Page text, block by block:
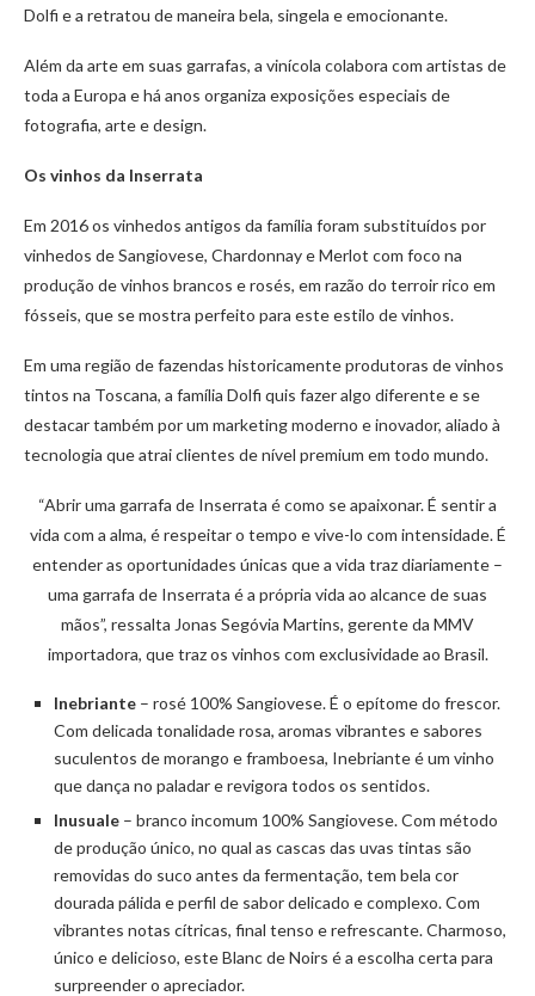
Dolfi e a retratou de maneira bela, singela e emocionante.
Além da arte em suas garrafas, a vinícola colabora com artistas de
toda a Europa e há anos organiza exposições especiais de
fotografia, arte e design.
Os vinhos da Inserrata
Em 2016 os vinhedos antigos da família foram substituídos por
vinhedos de Sangiovese, Chardonnay e Merlot com foco na
produção de vinhos brancos e rosés, em razão do terroir rico em
fósseis, que se mostra perfeito para este estilo de vinhos.
Em uma região de fazendas historicamente produtoras de vinhos
tintos na Toscana, a família Dolfi quis fazer algo diferente e se
destacar também por um marketing moderno e inovador, aliado à
tecnologia que atrai clientes de nível premium em todo mundo.
“Abrir uma garrafa de Inserrata é como se apaixonar. É sentir a
vida com a alma, é respeitar o tempo e vive-lo com intensidade. É
entender as oportunidades únicas que a vida traz diariamente –
uma garrafa de Inserrata é a própria vida ao alcance de suas
mãos”, ressalta Jonas Segóvia Martins, gerente da MMV
importadora, que traz os vinhos com exclusividade ao Brasil.
Inebriante – rosé 100% Sangiovese. É o epítome do frescor.
Com delicada tonalidade rosa, aromas vibrantes e sabores
suculentos de morango e framboesa, Inebriante é um vinho
que dança no paladar e revigora todos os sentidos.
Inusuale – branco incomum 100% Sangiovese. Com método
de produção único, no qual as cascas das uvas tintas são
removidas do suco antes da fermentação, tem bela cor
dourada pálida e perfil de sabor delicado e complexo. Com
vibrantes notas cítricas, final tenso e refrescante. Charmoso,
único e delicioso, este Blanc de Noirs é a escolha certa para
surpreender o apreciador.